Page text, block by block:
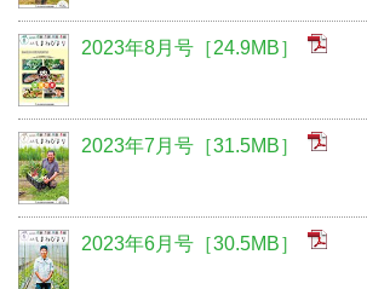
2023年8月号［24.9MB］
2023年7月号［31.5MB］
2023年6月号［30.5MB］